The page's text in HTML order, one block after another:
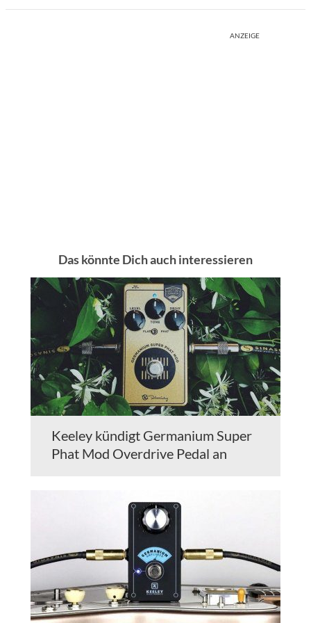
ANZEIGE
Das könnte Dich auch interessieren
Keeley kündigt Germanium Super
Phat Mod Overdrive Pedal an